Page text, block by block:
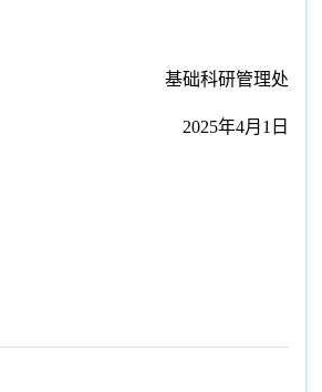
基础科研管理处
2025年4月1日